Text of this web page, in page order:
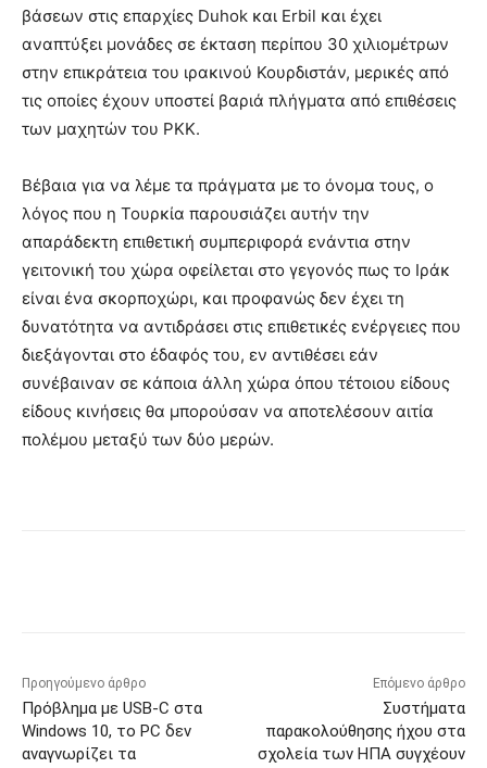
βάσεων στις επαρχίες Duhok και Erbil και έχει
αναπτύξει μονάδες σε έκταση περίπου 30 χιλιομέτρων
στην επικράτεια του ιρακινού Κουρδιστάν, μερικές από
τις οποίες έχουν υποστεί βαριά πλήγματα από επιθέσεις
των μαχητών του ΡΚΚ.
Βέβαια για να λέμε τα πράγματα με το όνομα τους, ο
λόγος που η Τουρκία παρουσιάζει αυτήν την
απαράδεκτη επιθετική συμπεριφορά ενάντια στην
γειτονική του χώρα οφείλεται στο γεγονός πως το Ιράκ
είναι ένα σκορποχώρι, και προφανώς δεν έχει τη
δυνατότητα να αντιδράσει στις επιθετικές ενέργειες που
διεξάγονται στο έδαφός του, εν αντιθέσει εάν
συνέβαιναν σε κάποια άλλη χώρα όπου τέτοιου είδους
είδους κινήσεις θα μπορούσαν να αποτελέσουν αιτία
πολέμου μεταξύ των δύο μερών.
Προηγούμενο άρθρο
Πρόβλημα με USB-C στα
Windows 10, το PC δεν
αναγνωρίζει τα
Επόμενο άρθρο
Συστήματα
παρακολούθησης ήχου στα
σχολεία των ΗΠΑ συγχέουν